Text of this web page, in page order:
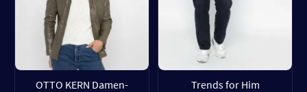
OTTO KERN Damen-
Trends for Him